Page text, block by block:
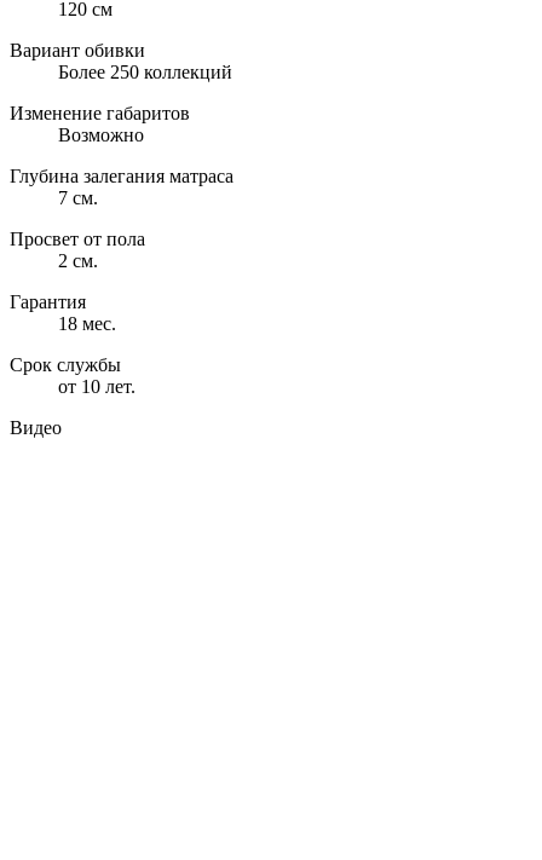
120 см
Вариант обивки
Более 250 коллекций
Изменение габаритов
Возможно
Глубина залегания матраса
7 см.
Просвет от пола
2 см.
Гарантия
18 мес.
Срок службы
от 10 лет.
Видео